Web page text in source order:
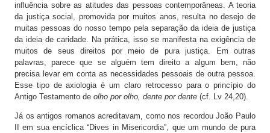
influência sobre as atitudes das pessoas contemporâneas. A teoria
da justiça social, promovida por muitos anos, resulta no desejo de
muitas pessoas do nosso tempo pela separação da ideia de justiça
da ideia de caridade. Na prática, isso se manifesta na exigência de
muitos de seus direitos por meio de pura justiça. Em outras
palavras, parece que se alguém tem direito a algum bem, não
precisa levar em conta as necessidades pessoais de outra pessoa.
Esse tipo de axiologia é um claro retrocesso para o princípio do
Antigo Testamento de olho por olho, dente por dente (cf. Lv 24,20).
Já os antigos romanos acreditavam, como nos recordou João Paulo
II em sua encíclica “Dives in Misericordia”, que um mundo de pura